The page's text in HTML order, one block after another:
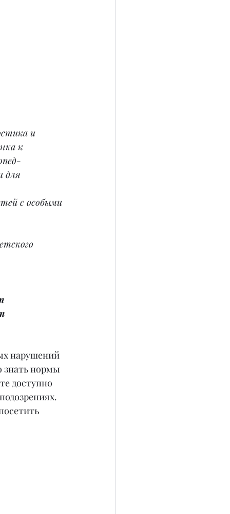
и
к
для
с особыми
нарушений
знать нормы
доступно